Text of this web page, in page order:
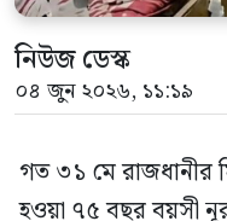
নিউজ ডেস্ক
০৪ জুন ২০২৬, ১১:১৯
গত ৩১ মে রাজধানীর
হওয়া ৭৫ বছর বয়সী